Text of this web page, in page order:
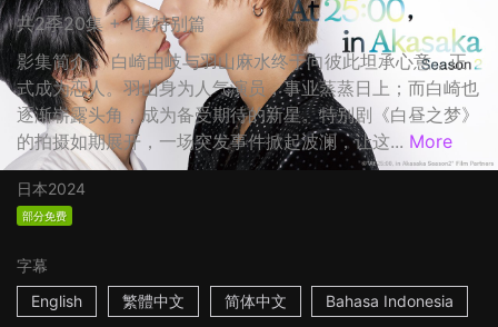
共2季20集 + 1集特别篇
影集简介： 白崎由岐与羽山麻水终于向彼此坦承心意，正
式成为恋人。羽山身为人气演员，事业蒸蒸日上；而白崎也
逐渐崭露头角，成为备受期待的新星。特别剧《白昼之梦》
的拍摄如期展开，一场突发事件掀起波澜，让这... More
日本2024
部分免费
字幕
English
繁體中文 简体中文 Bahasa Indonesia